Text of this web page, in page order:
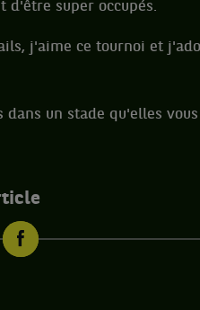
d'être super occupés.
j'aime ce tournoi et
un stade qu'elles